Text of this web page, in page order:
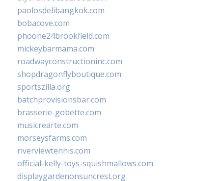
paolosdelibangkok.com
bobacove.com
phoone24brookfield.com
mickeybarmama.com
roadwayconstructioninc.com
shopdragonflyboutique.com
sportszilla.org
batchprovisionsbar.com
brasserie-gobette.com
musicrearte.com
morseysfarms.com
riverviewtennis.com
official-kelly-toys-squishmallows.com
displaygardenonsuncrest.org